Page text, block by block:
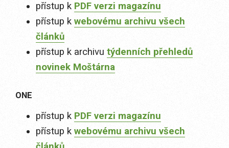
přístup k PDF verzi magazínu
přístup k webovému archivu všech
článků
přístup k archivu týdenních přehledů
novinek Moštárna
ONE
přístup k PDF verzi magazínu
přístup k webovému archivu všech